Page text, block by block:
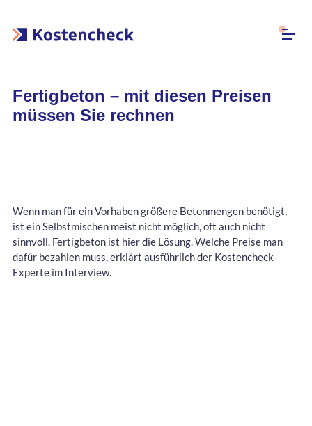
Fertigbeton – mit diesen Preisen
müssen Sie rechnen
Wenn man für ein Vorhaben größere Betonmengen benötigt,
ist ein Selbstmischen meist nicht möglich, oft auch nicht
sinnvoll. Fertigbeton ist hier die Lösung. Welche Preise man
dafür bezahlen muss, erklärt ausführlich der Kostencheck-
Experte im Interview.